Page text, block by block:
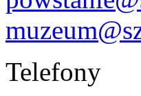
Telefony